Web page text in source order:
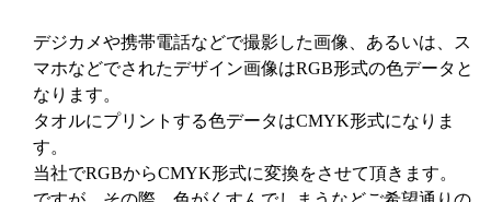
デジカメや携帯電話などで撮影した画像、あるいは、ス
マホなどでされたデザイン画像はRGB形式の色データと
なります。
タオルにプリントする色データはCMYK形式になりま
す。
当社でRGBからCMYK形式に変換をさせて頂きます。